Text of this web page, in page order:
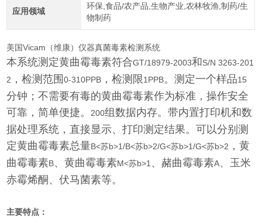
应用领域
环保,食品/农产品,生物产业,农林牧渔,制药/生
物制药
美国Vicam（维康）仪器真菌毒素检测系统
本系统测定黄曲霉毒素符合GT/18979-2003和S/N 3263-201
2 ，检测范围0-310PPB ，检测限1PPB。测定一个样品15
分钟；不需要有毒的黄曲霉毒素作为标准，操作安全
可靠，简单便捷。
200组数据内存。带内置打印机和数
据处理系统，直接显示、打印测定结果。可以分别测
定黄曲霉毒素总量B<苏b>1/B<苏b>2/G<苏b>1/G<苏b>2 ，黄
曲霉毒素B、黄曲霉毒素M<苏b>1 、赭曲霉毒素A、玉米
赤霉烯酮、伏马菌素等。
主要特点：